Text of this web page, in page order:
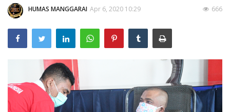
Reskrim
Lantas
Giat Ops
Polisi Kita
Mitra Polisi
HUMAS MANGGARAI Apr 6, 2020 10:29 666